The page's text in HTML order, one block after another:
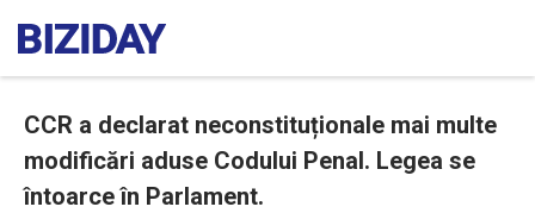
CCR a declarat neconstituționale mai multe
modificări aduse Codului Penal. Legea se
întoarce în Parlament.